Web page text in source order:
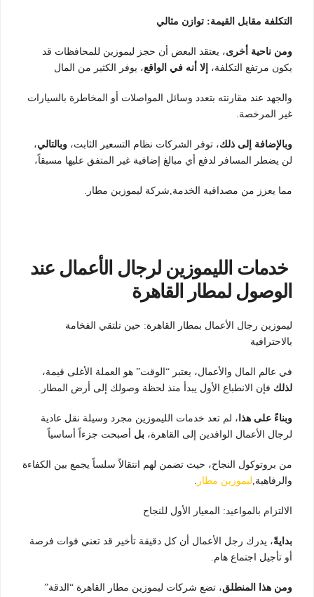
التكلفة مقابل القيمة: توازن مثالي
ومن ناحية أخرى، يعتقد البعض أن حجز ليموزين للمحافظات قد
يكون مرتفع التكلفة، إلا أنه في الواقع، يوفر الكثير من المال
والجهد عند مقارنته بتعدد وسائل المواصلات أو المخاطرة بالسيارات
غير المرخصة.
وبالإضافة إلى ذلك، توفر الشركات نظام التسعير الثابت، وبالتالي،
لن يضطر المسافر لدفع أي مبالغ إضافية غير المتفق عليها مسبقاً،
مما يعزز من مصداقية الخدمة,شركة ليموزين مطار.
خدمات الليموزين لرجال الأعمال عند
الوصول لمطار القاهرة
ليموزين رجال الأعمال بمطار القاهرة: حين تلتقي الفخامة
بالاحترافية
في عالم المال والأعمال، يعتبر “الوقت” هو العملة الأغلى قيمة،
لذلك فإن الانطباع الأول يبدأ منذ لحظة وصولك إلى أرض المطار.
وبناءً على هذا ، لم تعد خدمات الليموزين مجرد وسيلة نقل عادية
لرجال الأعمال الوافدين إلى القاهرة، بل أصبحت جزءاً أساسياً
من بروتوكول النجاح، حيث تضمن لهم انتقالاً سلساً يجمع بين الكفاءة
والرفاهية, ليموزين مطار
الالتزام بالمواعيد: المعيار الأول للنجاح
بدايةً، يدرك رجل الأعمال أن كل دقيقة تأخير قد تعني فوات فرصة
أو تأجيل اجتماع هام.
ومن هذا المنطلق، تضع شركات ليموزين مطار القاهرة “الدقة”